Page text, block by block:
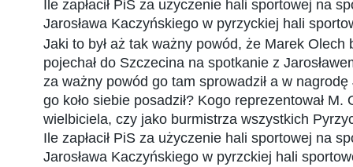
Ile zapłacił PiS za użyczenie hali sportowej na
Jarosława Kaczyńskiego w pyrzyckiej hali
Jaki to był aż tak ważny powód, że Marek Olech
pojechał do Szczecina na spotkanie z
za ważny powód go tam sprowadził a w nagrodę
go koło siebie posadził? Kogo reprezentował M.
wielbiciela, czy jako burmistrza wszystkich
Ile zapłacił PiS za użyczenie hali sportowej na
Jarosława Kaczyńskiego w pyrzckiej hali